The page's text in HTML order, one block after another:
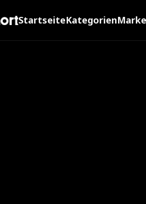
StartseiteKategorienMarke